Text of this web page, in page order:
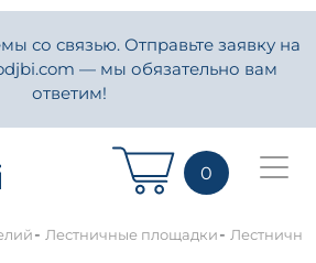
со связью. Отправьте заявку на
— мы обязательно вам
ответим!
0
- Лестничные площадки-